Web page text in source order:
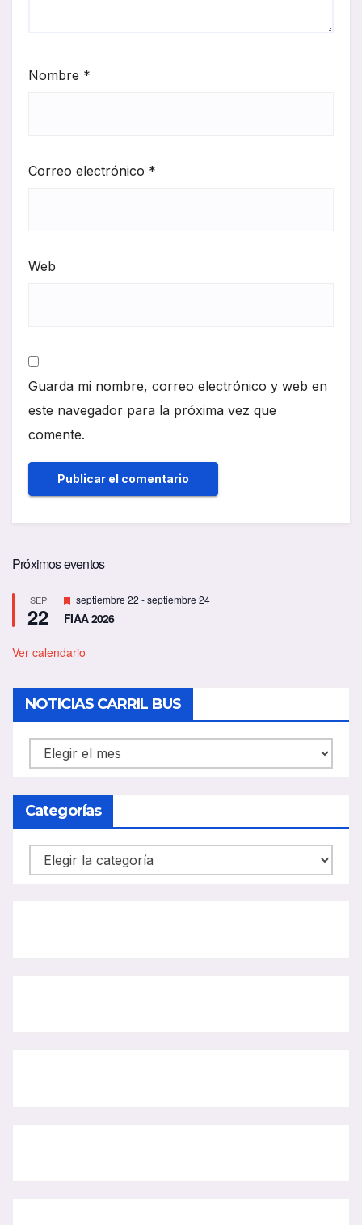
Nombre *
Correo electrónico *
Web
Guarda mi nombre, correo electrónico y web en
este navegador para la próxima vez que
comente.
Próximos eventos
SEP
22
D
e
s
a
d
o
septiembre 22 -septiembre 24
FIAA 2026
Ver calendario
NOTICIAS CARRIL BUS
NOTICIAS
CARRIL
BUS
Categorías
Categorías